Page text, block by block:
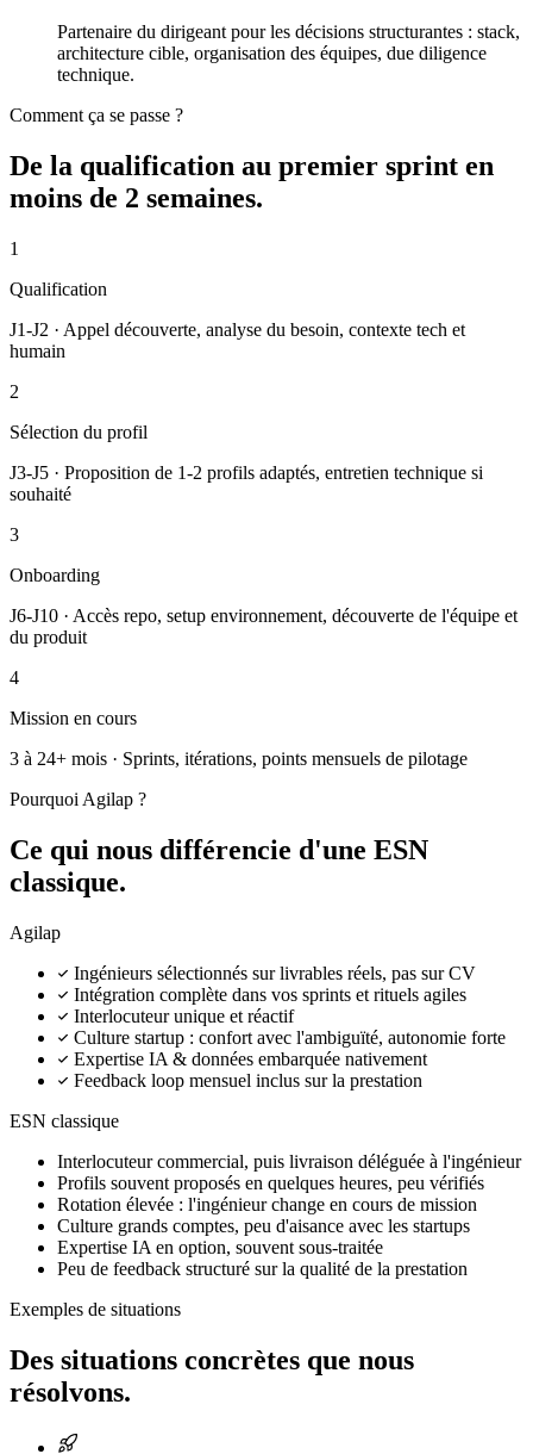
Partenaire du dirigeant pour les décisions structurantes : stack,
architecture cible, organisation des équipes, due diligence
technique.
Comment ça se passe ?
De la qualification au premier sprint en
moins de 2 semaines.
1
Qualification
J1-J2 · Appel découverte, analyse du besoin, contexte tech et
humain
2
Sélection du profil
J3-J5 · Proposition de 1-2 profils adaptés, entretien technique si
souhaité
3
Onboarding
J6-J10 · Accès repo, setup environnement, découverte de l'équipe et
du produit
4
Mission en cours
3 à 24+ mois · Sprints, itérations, points mensuels de pilotage
Pourquoi Agilap ?
Ce qui nous différencie d'une ESN
classique.
Agilap
Ingénieurs sélectionnés sur livrables réels, pas sur CV
Intégration complète dans vos sprints et rituels agiles
Interlocuteur unique et réactif
Culture startup : confort avec l'ambiguïté, autonomie forte
Expertise IA & données embarquée nativement
Feedback loop mensuel inclus sur la prestation
ESN classique
Interlocuteur commercial, puis livraison déléguée à l'ingénieur
Profils souvent proposés en quelques heures, peu vérifiés
Rotation élevée : l'ingénieur change en cours de mission
Culture grands comptes, peu d'aisance avec les startups
Expertise IA en option, souvent sous-traitée
Peu de feedback structuré sur la qualité de la prestation
Exemples de situations
Des situations concrètes que nous
résolvons.